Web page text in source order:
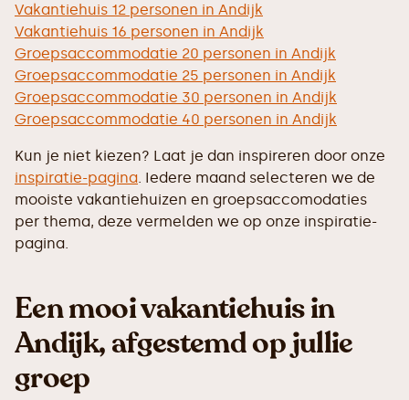
Vakantiehuis 12 personen in Andijk
Vakantiehuis 16 personen in Andijk
Groepsaccommodatie 20 personen in Andijk
Groepsaccommodatie 25 personen in Andijk
Groepsaccommodatie 30 personen in Andijk
Groepsaccommodatie 40 personen in Andijk
Kun je niet kiezen? Laat je dan inspireren door onze
inspiratie-pagina. Iedere maand selecteren we de
mooiste vakantiehuizen en groepsaccomodaties
per thema, deze vermelden we op onze inspiratie-
pagina.
Een mooi vakantiehuis in
Andijk, afgestemd op jullie
groep